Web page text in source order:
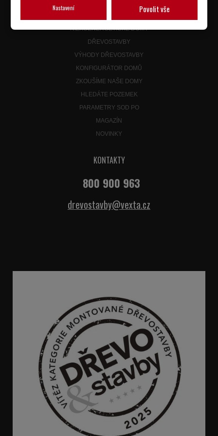
NÍZKOENERGETICKÉ DOMY
DŘEVOSTAVBY
VÝHODY DŘEVOSTAVBY
KONFIGURÁTOR DOMŮ
ZKOUŠÍME NAŠE DOMY
HLEDÁTE POZEMEK
PARAMETRY SOD PO
MAGAZÍN
NOVINKY
KONTAKTY
800 900 963
drevostavby@vexta.cz
Nastavení Povolit vše